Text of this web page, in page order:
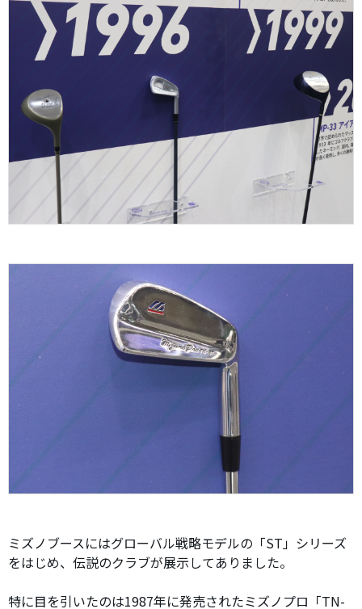
ミズノブースにはグローバル戦略モデルの「ST」シリーズ
をはじめ、伝説のクラブが展示してありました。
特に目を引いたのは1987年に発売されたミズノプロ「TN-